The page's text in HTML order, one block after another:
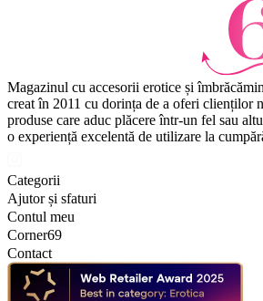
Magazinul cu accesorii erotice și
creat în 2011 cu dorința de a oferi clienților
produse care aduc plăcere într-un fel sau
o experiență excelentă de utilizare la
Categorii
Ajutor și sfaturi
Contul meu
Corner69
Contact